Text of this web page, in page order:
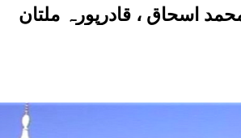
اسحاق ، قادرپورہ ملتان